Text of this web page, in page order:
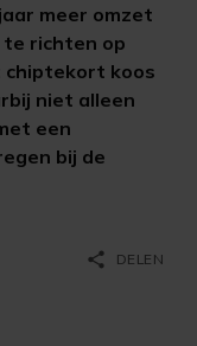
meer omzet
richten op
chiptekort koos
niet alleen
een
bij de
share DELEN